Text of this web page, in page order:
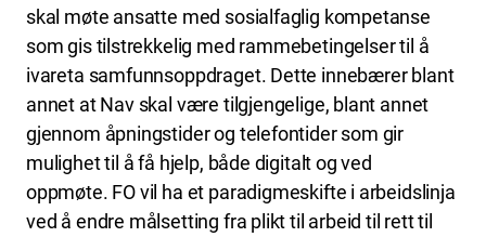
skal møte ansatte med sosialfaglig kompetanse
som gis tilstrekkelig med rammebetingelser til å
ivareta samfunnsoppdraget. Dette innebærer blant
annet at Nav skal være tilgjengelige, blant annet
gjennom åpningstider og telefontider som gir
mulighet til å få hjelp, både digitalt og ved
oppmøte. FO vil ha et paradigmeskifte i arbeidslinja
ved å endre målsetting fra plikt til arbeid til rett til